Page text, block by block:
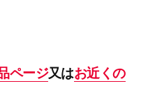
ページ又はお近くの